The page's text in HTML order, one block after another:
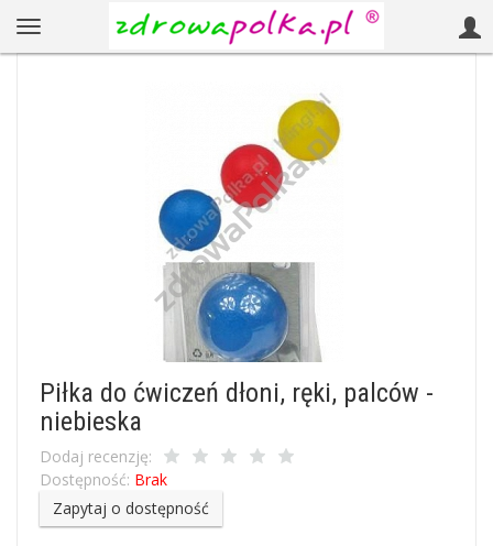
Piłka do ćwiczeń dłoni, ręki, palców -
niebieska
Dodaj recenzję:
Dostępność: Brak
Zapytaj o dostępność